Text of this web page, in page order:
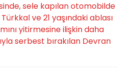
sele kapılan otomobilde
ve 21 yaşındaki ablası
yitirmesine ilişkin daha
serbest bırakılan Devran